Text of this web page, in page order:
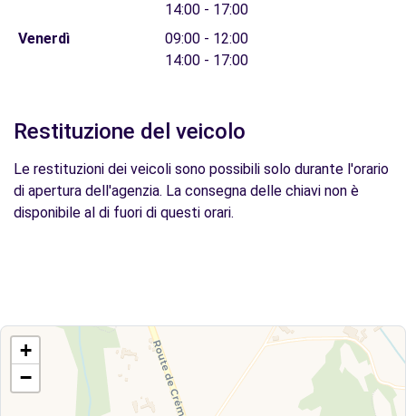
14:00 - 17:00
Venerdì
09:00 - 12:00
14:00 - 17:00
Restituzione del veicolo
Le restituzioni dei veicoli sono possibili solo durante l'orario
di apertura dell'agenzia. La consegna delle chiavi non è
disponibile al di fuori di questi orari.
+
−